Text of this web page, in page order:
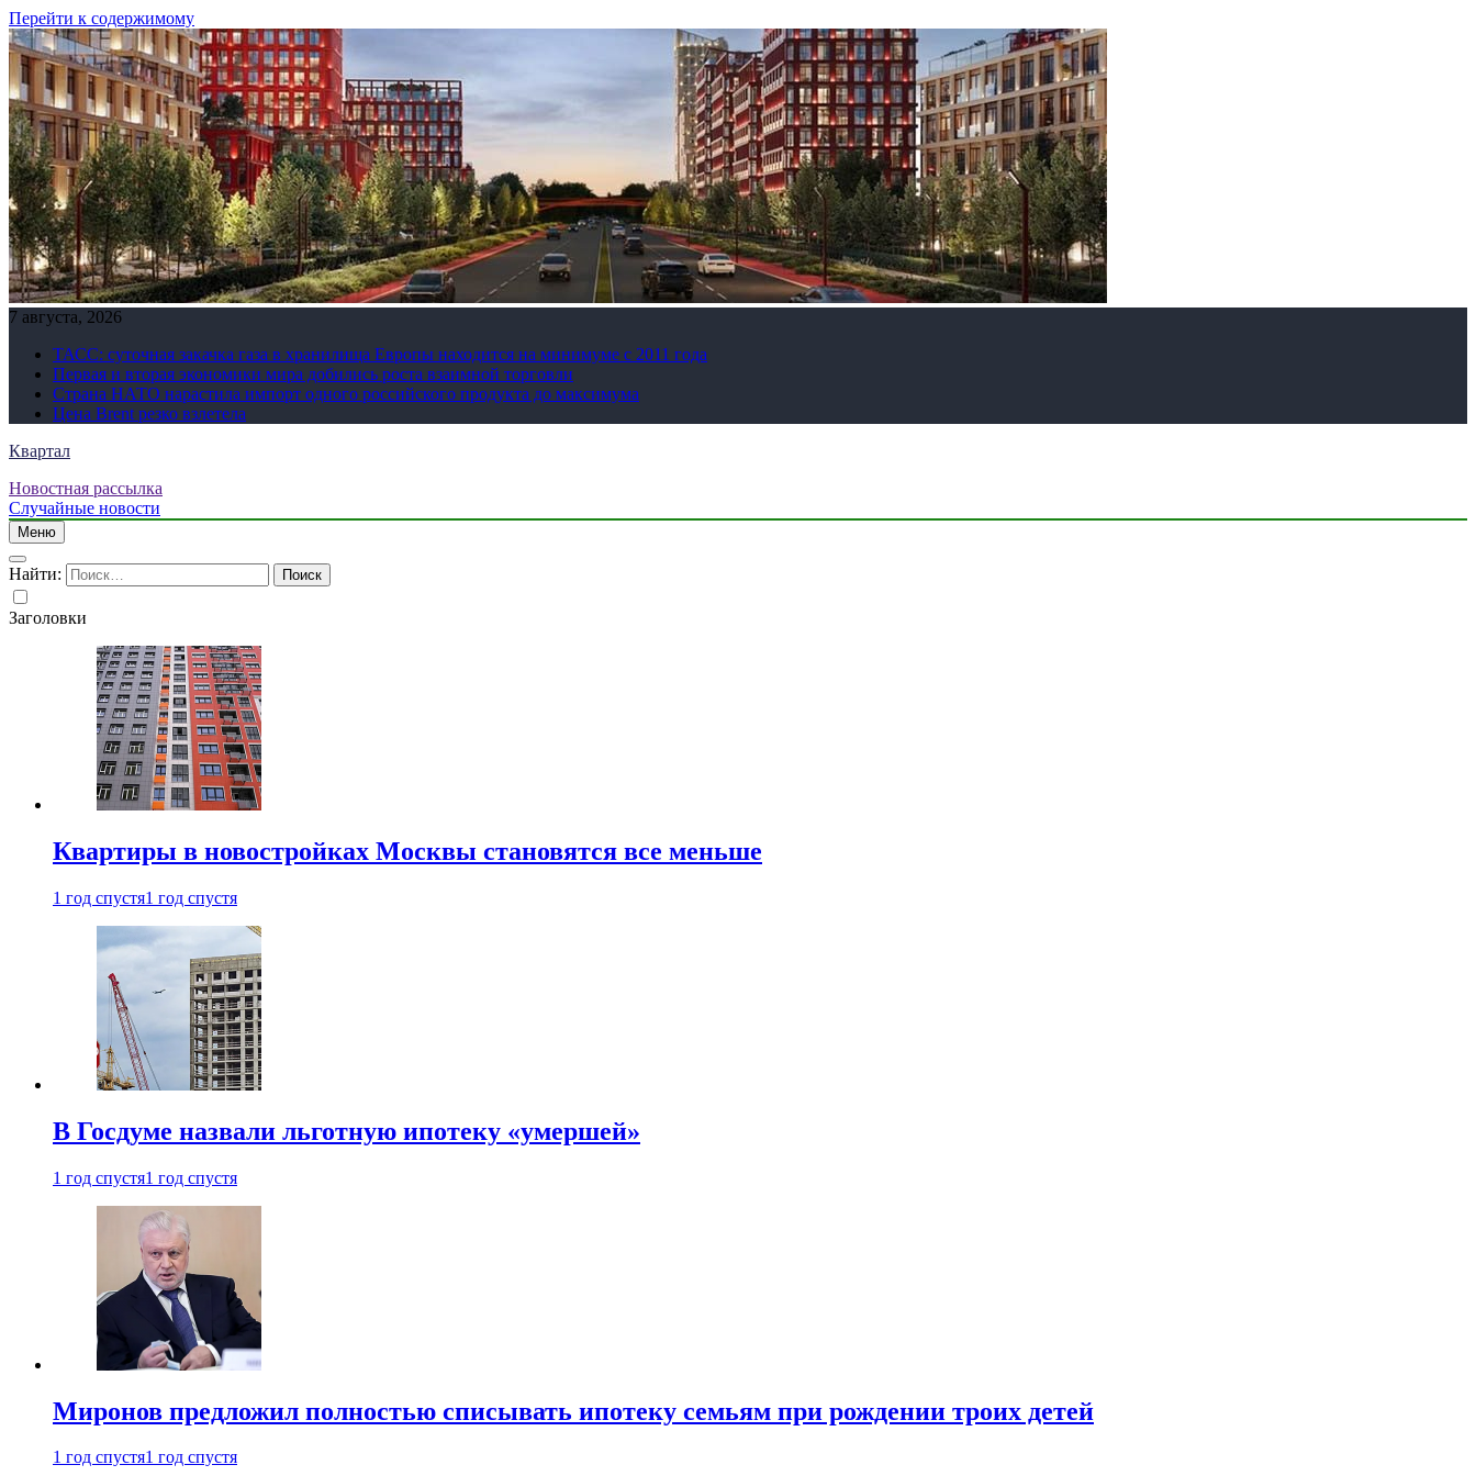
Перейти к содержимому
7 августа, 2026
ТАСС: суточная закачка газа в хранилища Европы находится на минимуме с 2011 года
Первая и вторая экономики мира добились роста взаимной торговли
Страна НАТО нарастила импорт одного российского продукта до максимума
Цена Brent резко взлетела
Квартал
Новостная рассылка
Случайные новости
Меню
Найти:
Заголовки
Квартиры в новостройках Москвы становятся все меньше
1 год спустя1 год спустя
В Госдуме назвали льготную ипотеку «умершей»
1 год спустя1 год спустя
Миронов предложил полностью списывать ипотеку семьям при рождении троих детей
1 год спустя1 год спустя